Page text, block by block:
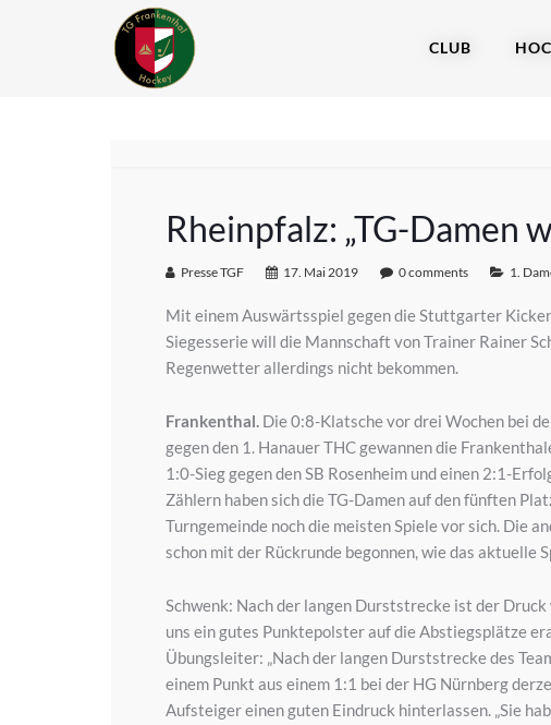
CLUB
Rheinpfalz: „TG-Damen
Presse TGF 17. Mai 2019 0 comments 1.
Mit einem Auswärtsspiel gegen die Stuttgarter
Siegesserie will die Mannschaft von Trainer Rainer
Regenwetter allerdings nicht bekommen.
Frankenthal. Die 0:8-Klatsche vor drei Wochen bei
gegen den 1. Hanauer THC gewannen die
1:0-Sieg gegen den SB Rosenheim und einen 2:1-
Zählern haben sich die TG-Damen auf den fünften
Turngemeinde noch die meisten Spiele vor sich. Die
schon mit der Rückrunde begonnen, wie das
Schwenk: Nach der langen Durststrecke ist der
uns ein gutes Punktepolster auf die Abstiegsplätze
Übungsleiter: „Nach der langen Durststrecke des
einem Punkt aus einem 1:1 bei der HG Nürnberg
Aufsteiger einen guten Eindruck hinterlassen. „Sie